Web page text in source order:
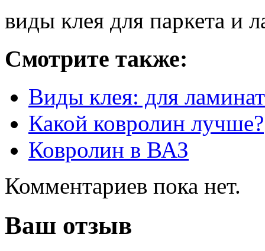
виды клея для паркета и
Смотрите также:
Виды клея: для
Какой ковролин лучше?
Ковролин в ВАЗ
Комментариев пока нет.
Ваш отзыв